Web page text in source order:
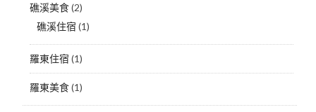
礁溪美食(2)
礁溪住宿 (1)
羅東住宿 (1)
羅東美食(1)